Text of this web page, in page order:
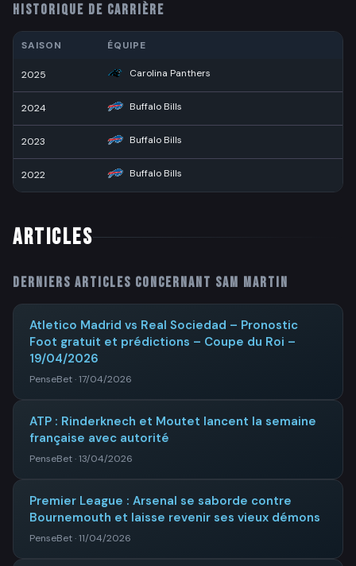
HISTORIQUE DE CARRIÈRE
SAISON ÉQUIPE
2025 Carolina Panthers
2024 Buffalo Bills
2023 Buffalo Bills
2022 Buffalo Bills
ARTICLES
Derniers articles concernant Sam Martin
Atletico Madrid vs Real Sociedad – Pronostic
Foot gratuit et prédictions – Coupe du Roi –
19/04/2026
PenseBet · 17/04/2026
ATP : Rinderknech et Moutet lancent la semaine
française avec autorité
PenseBet · 13/04/2026
Premier League : Arsenal se saborde contre
Bournemouth et laisse revenir ses vieux démons
PenseBet · 11/04/2026